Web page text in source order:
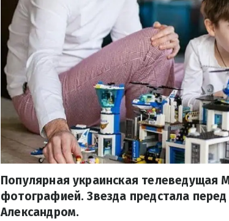
Популярная украинская телеведущая
фотографией. Звезда предстала
Александром.